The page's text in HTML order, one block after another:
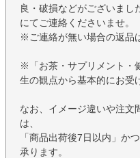
良・破損などがございまし
にてご連絡くださいませ。
※ご連絡が無い場合の返品
※「お茶・サプリメント・
生の観点から基本的にお受
なお、イメージ違いや注文
は、
「商品出荷後7日以内」か
承ります。